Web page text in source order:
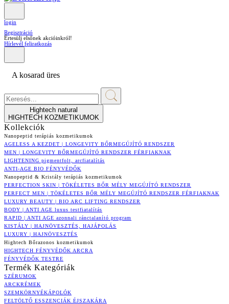
login
Regisztráció
Értesülj elsőnek akcióinkról!
Hírlevél feliratkozás
A kosarad üres
Hightech natural
HIGHTECH KOZMETIKUMOK
Kollekciók
Nanopeptid terápiás kozmetikumok
AGELESS A KEZDET | LONGEVITY BŐRMEGÚJÍTÓ RENDSZER
MEN | LONGEVITY BŐRMEGÚJÍTÓ RENDSZER FÉRFIAKNAK
LIGHTENING pigmentfolt, arcfiatalítás
ANTI-AGE BIO FÉNYVÉDŐK
Nanopeptid & Kristály terápiás kozmetikumok
PERFECTION SKIN | TÖKÉLETES BŐR MÉLY MEGÚJÍTÓ RENDSZER
PERFECT MEN | TÖKÉLETES BŐR MÉLY MEGÚJÍTÓ RENDSZER FÉRFIAKNAK
LUXURY BEAUTY | BIO ARC LIFTING RENDSZER
BODY | ANTI AGE luxus testfiatalítás
RAPID | ANTI AGE azonnali ránctalanító program
KISTÁLY | HAJNÖVESZTÉS, HAJÁPOLÁS
LUXURY | HAJNÖVESZTÉS
Hightech Bőrazonos kozmetikumok
HIGHTECH FÉNYVÉDŐK ARCRA
FÉNYVÉDŐK TESTRE
Termék Kategóriák
SZÉRUMOK
ARCKRÉMEK
SZEMKÖRNYÉKÁPOLÓK
FELTÖLTŐ ESSZENCIÁK ÉJSZAKÁRA